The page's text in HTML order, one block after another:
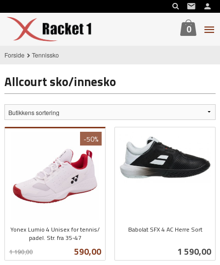
til
innholdet
0
Forside Tennissko
Allcourt sko/innesko
Yonex Lumio 4 Unisex for tennis/
padel. Str. fra 35-47
Tilbud
590,00
1 190,00
-50%
mva.
Babolat SFX 4 AC Herre Sort
Pris
1 590,00